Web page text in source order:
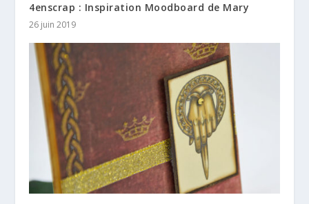
4enscrap : Inspiration Moodboard de Mary
26 juin 2019